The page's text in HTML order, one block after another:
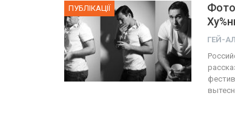
ПУБЛІКАЦІЇ Июн 10,